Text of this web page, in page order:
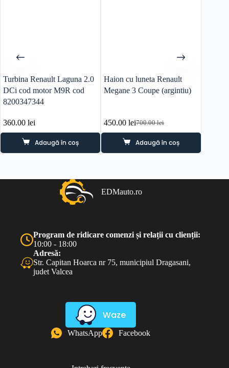
Turbina Renault Laguna 2.0
DCi cod motor M9R cod
8200347344
360.00 lei
Adaugă în coș
Haion cu luneta Renault
Megane 3 Coupe (argintiu)
700.00lei
Prețul
a
fost:
450.00leiPrețul
este:
450.00 lei.
Adaugă în coș
EDMauto.ro
Program de ridicare comenzi și relații cu clienții:
10:00 - 18:00
Adresă:
Str. Capitan Hoarca nr 75, municipiul Dragasani,
judet Valcea
Waze
WhatsApp Facebook